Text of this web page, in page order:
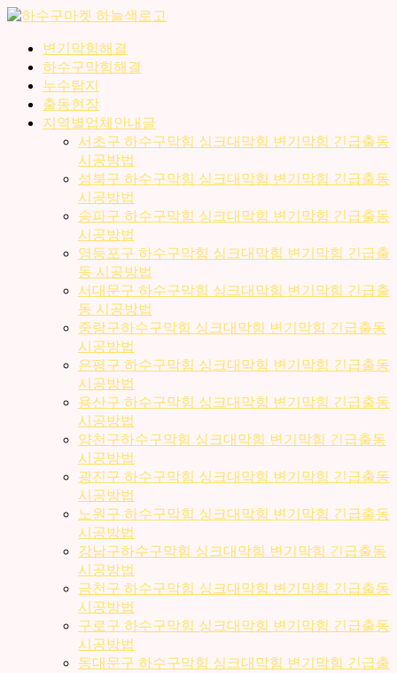
콘
변기막힘해결
하수구막힘해결
누수탐지
출동현장
지역별업체안내글
서초구 하수구막힘 싱크대막힘 변기막힘 긴급출동
시공방법
성북구 하수구막힘 싱크대막힘 변기막힘 긴급출동
시공방법
송파구 하수구막힘 싱크대막힘 변기막힘 긴급출동
시공방법
영등포구 하수구막힘 싱크대막힘 변기막힘 긴급출
동 시공방법
서대문구 하수구막힘 싱크대막힘 변기막힘 긴급출
동 시공방법
중랑구하수구막힘 싱크대막힘 변기막힘 긴급출동
시공방법
은평구 하수구막힘 싱크대막힘 변기막힘 긴급출동
시공방법
용산구 하수구막힘 싱크대막힘 변기막힘 긴급출동
시공방법
양천구하수구막힘 싱크대막힘 변기막힘 긴급출동
시공방법
광진구 하수구막힘 싱크대막힘 변기막힘 긴급출동
시공방법
노원구 하수구막힘 싱크대막힘 변기막힘 긴급출동
시공방법
강남구하수구막힘 싱크대막힘 변기막힘 긴급출동
시공방법
금천구 하수구막힘 싱크대막힘 변기막힘 긴급출동
시공방법
구로구 하수구막힘 싱크대막힘 변기막힘 긴급출동
시공방법
동대문구 하수구막힘 싱크대막힘 변기막힘 긴급출